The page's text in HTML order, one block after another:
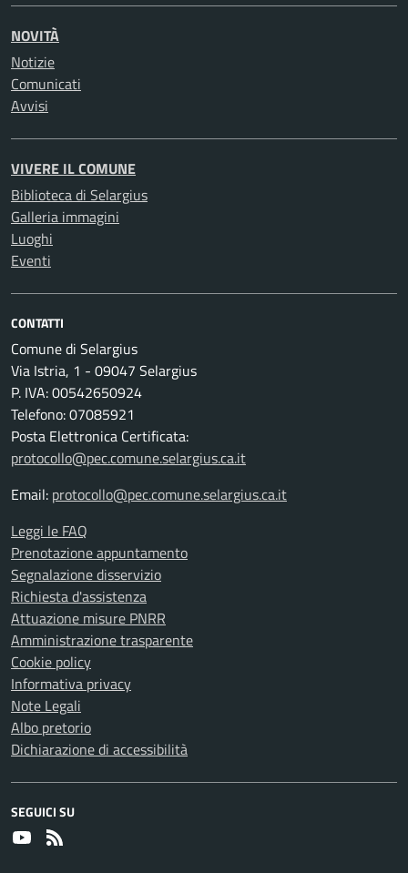
NOVITÀ
Notizie
Comunicati
Avvisi
VIVERE IL COMUNE
Biblioteca di Selargius
Galleria immagini
Luoghi
Eventi
CONTATTI
Comune di Selargius
Via Istria, 1 - 09047 Selargius
P. IVA: 00542650924
Telefono: 07085921
Posta Elettronica Certificata:
protocollo@pec.comune.selargius.ca.it
Email: protocollo@pec.comune.selargius.ca.it
Leggi le FAQ
Prenotazione appuntamento
Segnalazione disservizio
Richiesta d'assistenza
Attuazione misure PNRR
Amministrazione trasparente
Cookie policy
Informativa privacy
Note Legali
Albo pretorio
Dichiarazione di accessibilità
SEGUICI SU
Youtube